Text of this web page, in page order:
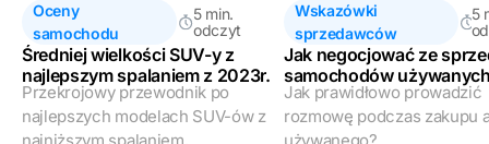
Oceny
samochodu
5 min.
odczyt
Średniej wielkości SUV-y z
najlepszym spalaniem z 2023r.
Przekrojowy przewodnik po
najlepszych modelach SUV-ów z
Wskazówki
sprzedawców
5
Jak negocjować ze
samochodów
Jak prawidłowo prowadzić
rozmowę podczas zakupu